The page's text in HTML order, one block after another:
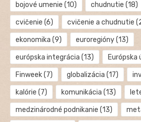
bojové umenie (10) chudnutie (18)
cvičenie (6) cvičenie a chudnutie
ekonomika (9) euroregióny(13)
európska integrácia (13) Európska
Finweek(7) globalizácia (17)
kalórie (7) komunikácia (13)
medzinárodné podnikanie (13)